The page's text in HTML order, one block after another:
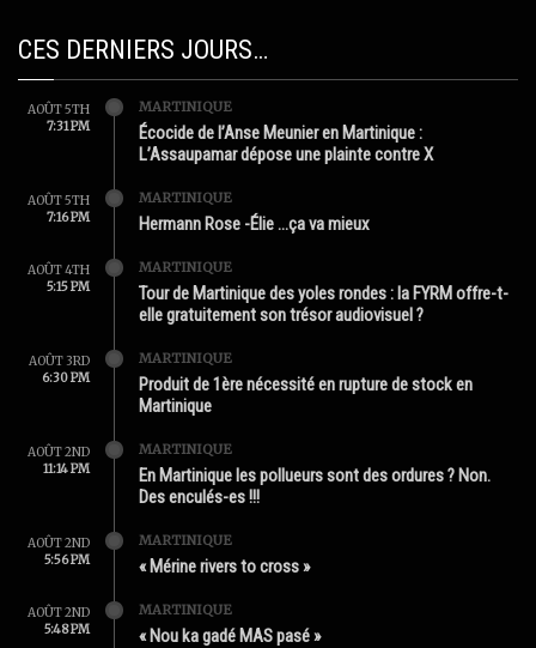
CES DERNIERS JOURS…
AOÛT 5TH
7:31 PM
MARTINIQUE
Écocide de l’Anse Meunier en Martinique :
L’Assaupamar dépose une plainte contre X
AOÛT 5TH
7:16 PM
MARTINIQUE
Hermann Rose -Élie …ça va mieux
AOÛT 4TH
5:15 PM
MARTINIQUE
Tour de Martinique des yoles rondes : la FYRM offre-t-
elle gratuitement son trésor audiovisuel ?
AOÛT 3RD
6:30 PM
MARTINIQUE
Produit de 1ère nécessité en rupture de stock en
Martinique
AOÛT 2ND
11:14 PM
MARTINIQUE
En Martinique les pollueurs sont des ordures ? Non.
Des enculés-es !!!
AOÛT 2ND
5:56 PM
MARTINIQUE
« Mérine rivers to cross »
AOÛT 2ND
5:48 PM
MARTINIQUE
« Nou ka gadé MAS pasé »